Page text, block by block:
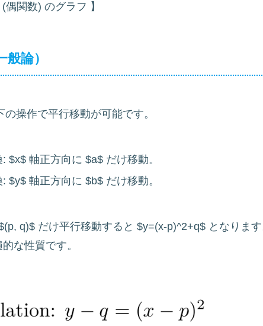
偶関数) のグラフ 】
論）
操作で平行移動が可能です。
$x$ 軸正方向に $a$ だけ移動。
$y$ 軸正方向に $b$ だけ移動。
q)$ だけ平行移動すると $y=(x-p)^2+q$ となりま
な性質です。